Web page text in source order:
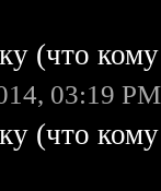
(что
03:19 PM
(что